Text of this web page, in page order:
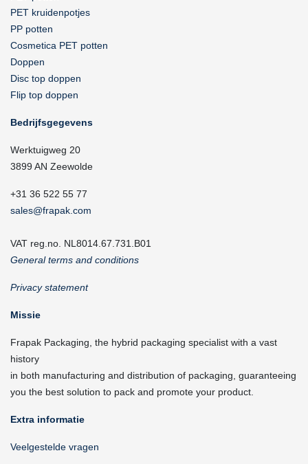
PET kruidenpotjes
PP potten
Cosmetica PET potten
Doppen
Disc top doppen
Flip top doppen
Bedrijfsgegevens
Werktuigweg 20
3899 AN Zeewolde
+31 36 522 55 77
sales@frapak.com
VAT reg.no. NL8014.67.731.B01
General terms and conditions
Privacy statement
Missie
Frapak Packaging, the hybrid packaging specialist with a vast
history
in both manufacturing and distribution of packaging, guaranteeing
you the best solution to pack and promote your product.
Extra informatie
Veelgestelde vragen